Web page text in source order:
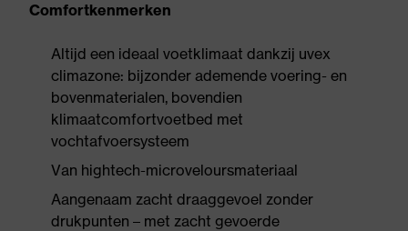
Comfortkenmerken
Altijd een ideaal voetklimaat dankzij uvex
climazone: bijzonder ademende voering- en
bovenmaterialen, bovendien
klimaatcomfortvoetbed met
vochtafvoersysteem
Van hightech-microveloursmateriaal
Aangenaam zacht draaggevoel zonder
drukpunten – met zacht gevoerde